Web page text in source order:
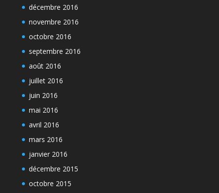
décembre 2016
novembre 2016
octobre 2016
septembre 2016
août 2016
juillet 2016
juin 2016
mai 2016
avril 2016
mars 2016
janvier 2016
décembre 2015
octobre 2015